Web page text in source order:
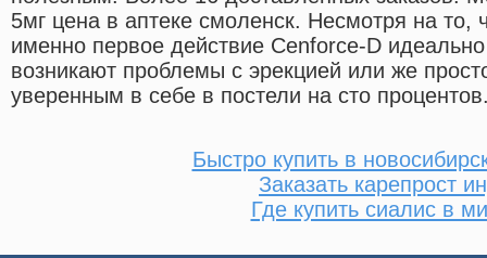
5мг цена в аптеке смоленск. Несмотря на то,
именно первое действие Cenforce-D
возникают проблемы с эрекцией или же
уверенным в себе в постели на сто
Быстро купить в
Заказать карепрост
Где купить сиалис в